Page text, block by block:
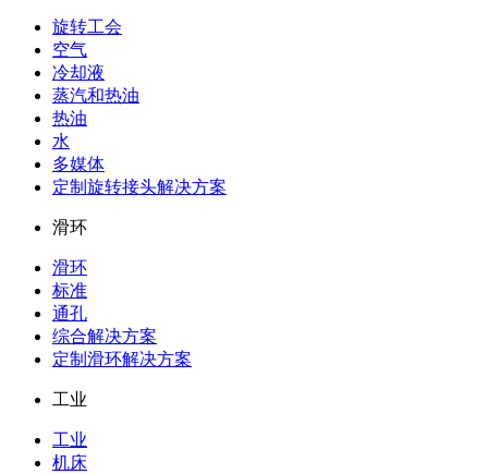
旋转工会
空气
冷却液
蒸汽和热油
热油
水
多媒体
定制旋转接头解决方案
滑环
滑环
标准
通孔
综合解决方案
定制滑环解决方案
工业
工业
机床